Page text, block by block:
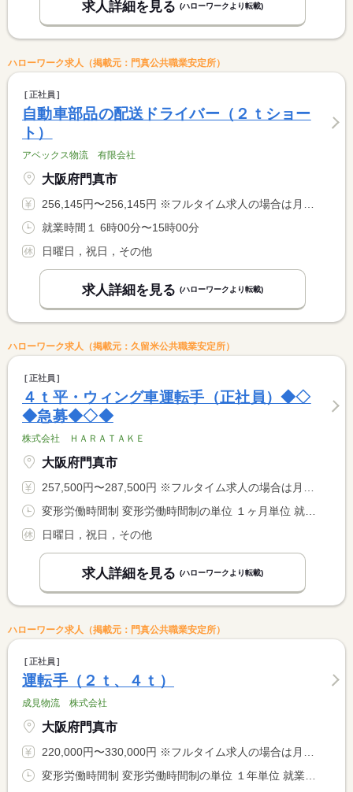
求人詳細を見る (ハローワークより転載)
ハローワーク求人（掲載元：門真公共職業安定所）
正社員
自動車部品の配送ドライバー（２ｔショー
ト）
アベックス物流 有限会社
大阪府門真市
256,145円〜256,145円 ※フルタイム求人の場合は月額（換算額）、パート求人の場合は時間額を表示しています。
就業時間１ 6時00分〜15時00分
日曜日，祝日，その他
求人詳細を見る (ハローワークより転載)
ハローワーク求人（掲載元：久留米公共職業安定所）
正社員
４ｔ平・ウィング車運転手（正社員）◆◇
◆急募◆◇◆
株式会社 ＨＡＲＡＴＡＫＥ
大阪府門真市
257,500円〜287,500円 ※フルタイム求人の場合は月額（換算額）、パート求人の場合は時間額を表示しています。
変形労働時間制 変形労働時間制の単位 １ヶ月単位 就業時間１ 8時30分〜17時00分 就業時間に関する特記事項 ＊仕事の状況に応じて、早出・遅出あり
日曜日，祝日，その他
求人詳細を見る (ハローワークより転載)
ハローワーク求人（掲載元：門真公共職業安定所）
正社員
運転手（２ｔ、４ｔ）
成見物流 株式会社
大阪府門真市
220,000円〜330,000円 ※フルタイム求人の場合は月額（換算額）、パート求人の場合は時間額を表示しています。
変形労働時間制 変形労働時間制の単位 １年単位 就業時間１ 6時00分〜16時00分 就業時間２ 5時30分〜15時30分 就業時間に関する特記事項 時間相談に応じます